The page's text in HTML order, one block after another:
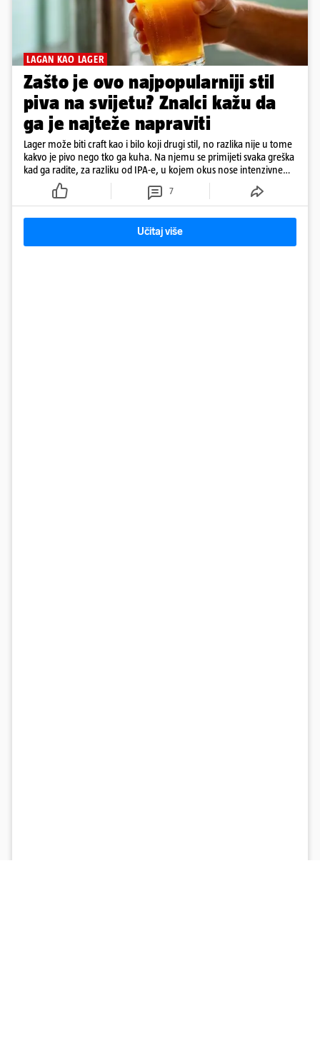
LAGAN KAO LAGER
Zašto je ovo najpopularniji stil
piva na svijetu? Znalci kažu da
ga je najteže napraviti
Lager može biti craft kao i bilo koji drugi stil, no razlika nije u tome
kakvo je pivo nego tko ga kuha. Na njemu se primijeti svaka greška
kad ga radite, za razliku od IPA-e, u kojem okus nose intenzivne
7
Učitaj više